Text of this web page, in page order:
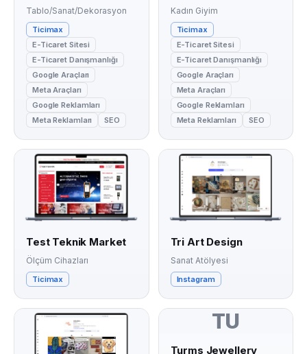
Tablo/Sanat/Dekorasyon
Ticimax
E-Ticaret Sitesi
E-Ticaret Danışmanlığı
Google Araçları
Meta Araçları
Google Reklamları
Meta Reklamları
SEO
Kadın Giyim
Ticimax
E-Ticaret Sitesi
E-Ticaret Danışmanlığı
Google Araçları
Meta Araçları
Google Reklamları
Meta Reklamları
SEO
Test Teknik Market
Ölçüm Cihazları
Ticimax
Tri Art Design
Sanat Atölyesi
Instagram
TU
Turms Jewellery